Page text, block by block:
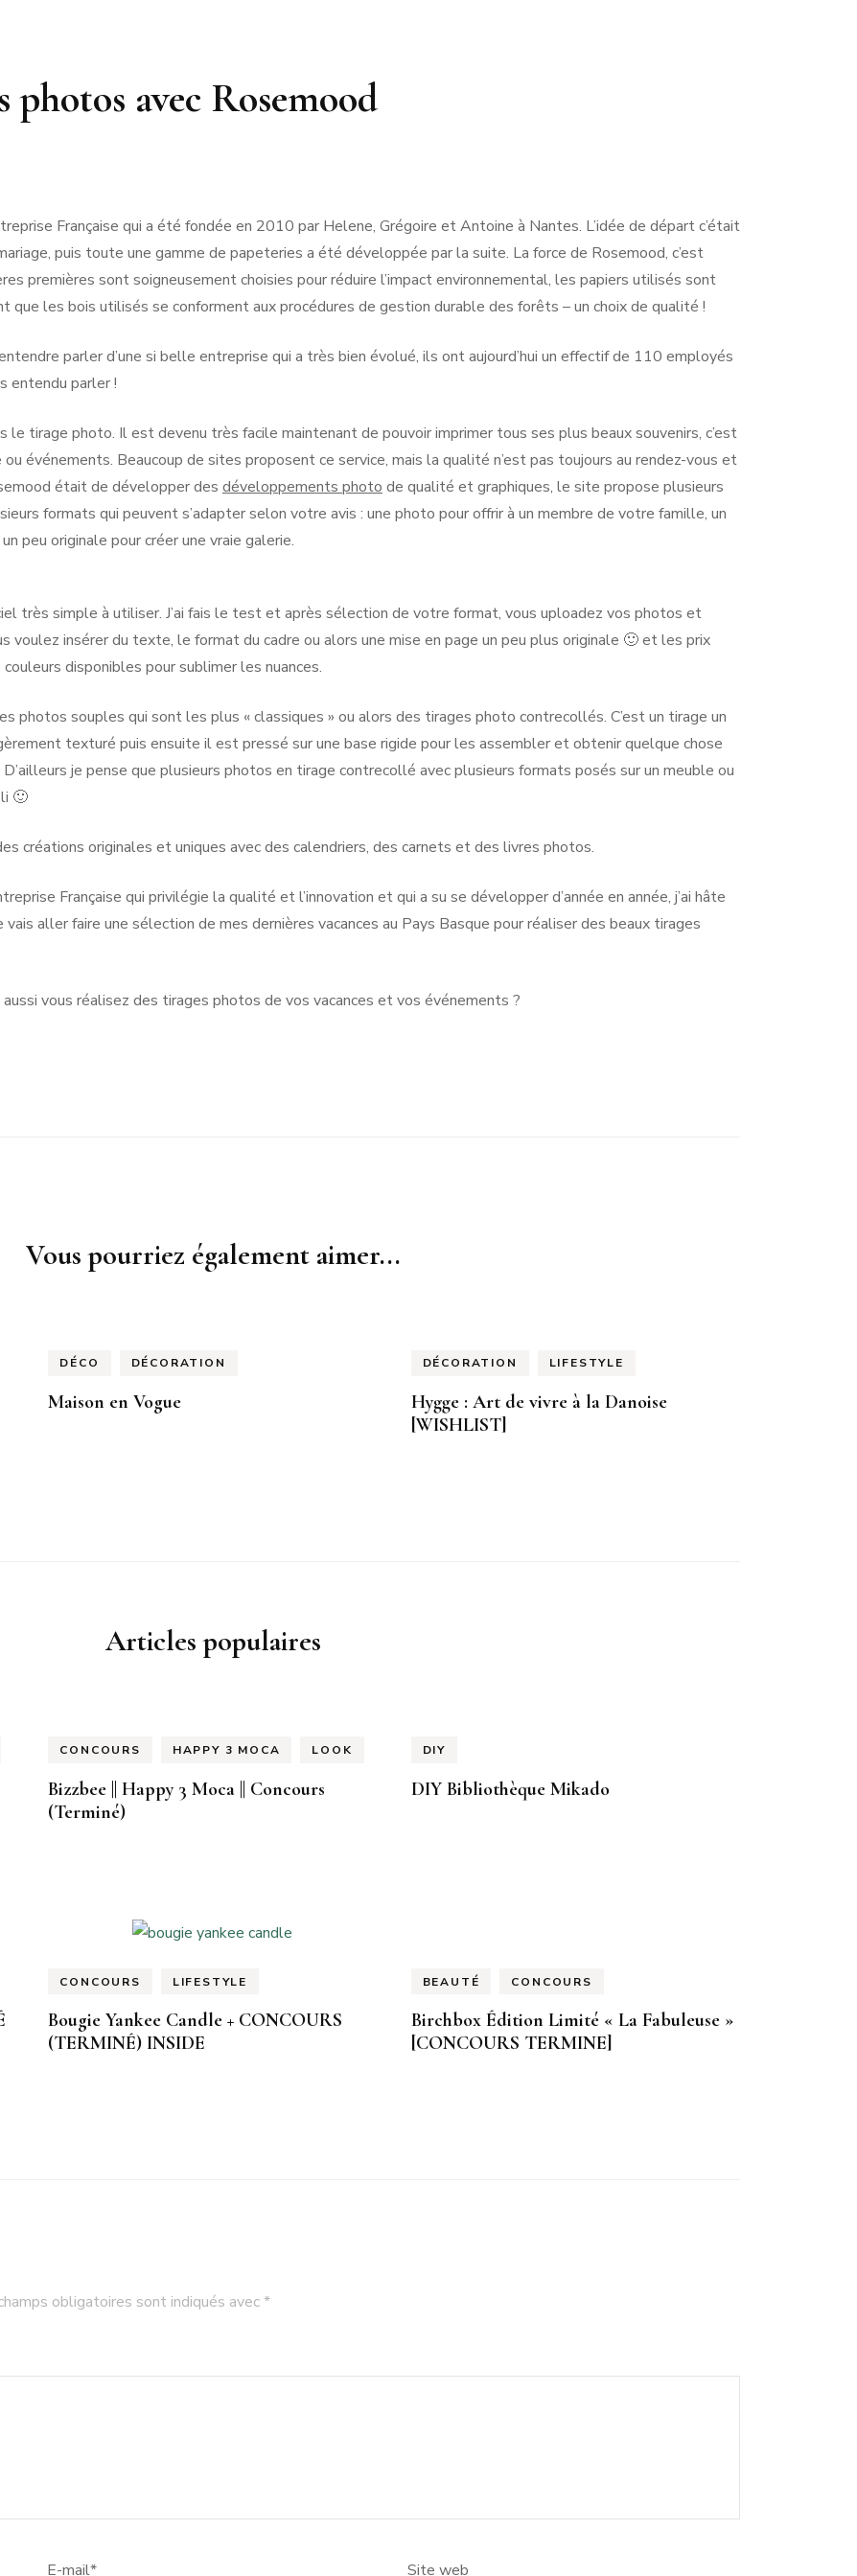
RENNES
DIVES-SUR-
MER
AMSTERDAM
photos avec Rosemood
Française qui a été fondée en 2010 par Helene, Grégoire et Antoine à Nantes. L’idée de départ c’était
puis toute une gamme de papeteries a été développée par la suite. La force de Rosemood, c’est
premières sont soigneusement choisies pour réduire l’impact environnemental, les papiers utilisés sont
que les bois utilisés se conforment aux procédures de gestion durable des forêts – un choix de qualité !
parler d’une si belle entreprise qui a très bien évolué, ils ont aujourd’hui un effectif de 110 employés
entendu parler !
le tirage photo. Il est devenu très facile maintenant de pouvoir imprimer tous ses plus beaux souvenirs, c’est
événements. Beaucoup de sites proposent ce service, mais la qualité n’est pas toujours au rendez-vous et
était de développer des développements photo de qualité et graphiques, le site propose plusieurs
formats qui peuvent s’adapter selon votre avis : une photo pour offrir à un membre de votre famille, un
peu originale pour créer une vraie galerie.
très simple à utiliser. J’ai fais le test et après sélection de votre format, vous uploadez vos photos et
voulez insérer du texte, le format du cadre ou alors une mise en page un peu plus originale 🙂 et les prix
disponibles pour sublimer les nuances.
photos souples qui sont les plus « classiques » ou alors des tirages photo contrecollés. C’est un tirage un
texturé puis ensuite il est pressé sur une base rigide pour les assembler et obtenir quelque chose
je pense que plusieurs photos en tirage contrecollé avec plusieurs formats posés sur un meuble ou
🙂
créations originales et uniques avec des calendriers, des carnets et des livres photos.
Française qui privilégie la qualité et l’innovation et qui a su se développer d’année en année, j’ai hâte
aller faire une sélection de mes dernières vacances au Pays Basque pour réaliser des beaux tirages
vous réalisez des tirages photos de vos vacances et vos événements ?
Vous pourriez également aimer...
DÉCO DÉCORATION
Maison en Vogue
DÉCORATION LIFESTYLE
Hygge : Art de vivre à la Danoise
[WISHLIST]
Articles populaires
CONCOURS HAPPY 3 MOCA LOOK
Bizzbee || Happy 3 Moca || Concours
(Terminé)
DIY
DIY Bibliothèque Mikado
CONCOURS LIFESTYLE
Bougie Yankee Candle + CONCOURS
(TERMINÉ) INSIDE
BEAUTÉ CONCOURS
Birchbox Édition Limité « La Fabuleuse »
[CONCOURS TERMINE]
obligatoires sont indiqués avec*
E-mail* Site web